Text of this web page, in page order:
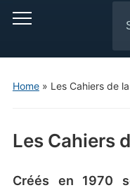
for:
Home» Les Cahiers de
Les Cahiers
Créés en 1970